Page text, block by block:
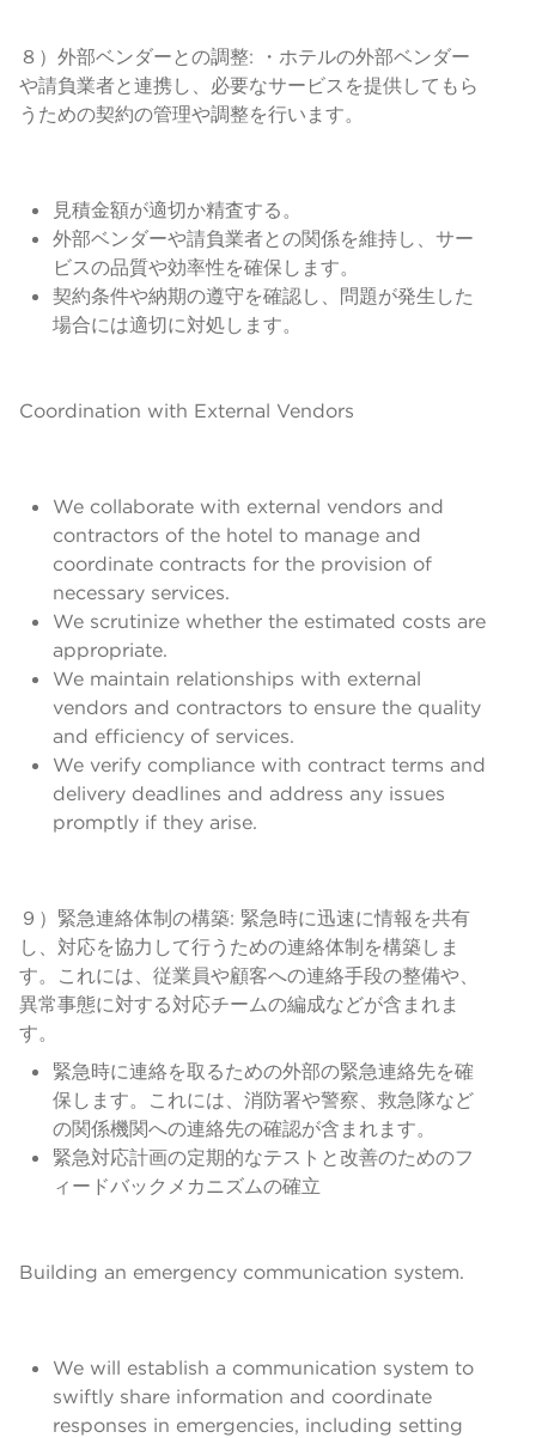
８）外部ベンダーとの調整: ・ホテルの外部ベンダー
や請負業者と連携し、必要なサービスを提供してもら
うための契約の管理や調整を行います。
見積金額が適切か精査する。
外部ベンダーや請負業者との関係を維持し、サー
ビスの品質や効率性を確保します。
契約条件や納期の遵守を確認し、問題が発生した
場合には適切に対処します。
Coordination with External Vendors
We collaborate with external vendors and
contractors of the hotel to manage and
coordinate contracts for the provision of
necessary services.
We scrutinize whether the estimated costs are
appropriate.
We maintain relationships with external
vendors and contractors to ensure the quality
and efficiency of services.
We verify compliance with contract terms and
delivery deadlines and address any issues
promptly if they arise.
９）緊急連絡体制の構築: 緊急時に迅速に情報を共有
し、対応を協力して行うための連絡体制を構築しま
す。これには、従業員や顧客への連絡手段の整備や、
異常事態に対する対応チームの編成などが含まれま
す。
緊急時に連絡を取るための外部の緊急連絡先を確
保します。これには、消防署や警察、救急隊など
の関係機関への連絡先の確認が含まれます。
緊急対応計画の定期的なテストと改善のためのフ
ィードバックメカニズムの確立
Building an emergency communication system.
We will establish a communication system to
swiftly share information and coordinate
responses in emergencies, including setting